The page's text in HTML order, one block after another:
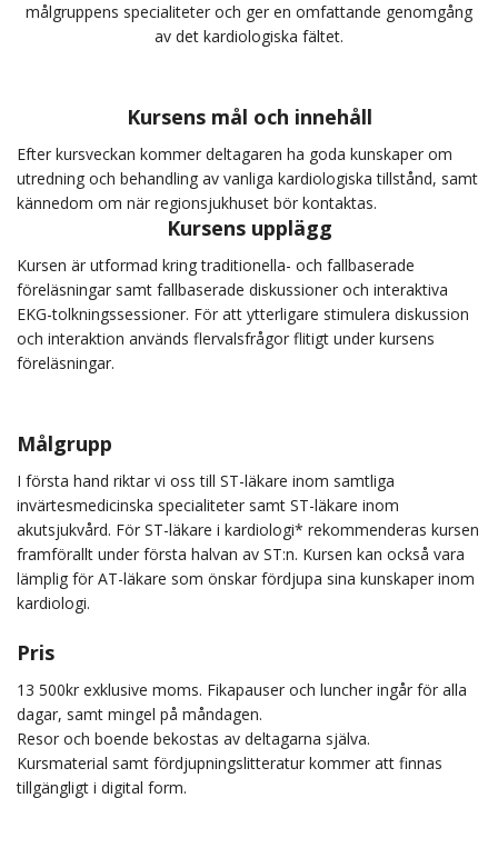
målgruppens specialiteter och ger en omfattande genomgång
av det kardiologiska fältet.
Kursens mål och innehåll
Efter kursveckan kommer deltagaren ha goda kunskaper om
utredning och behandling av vanliga kardiologiska tillstånd, samt
kännedom om när regionsjukhuset bör kontaktas.
Kursens upplägg
Kursen är utformad kring traditionella- och fallbaserade
föreläsningar samt fallbaserade diskussioner och interaktiva
EKG-tolkningssessioner. För att ytterligare stimulera diskussion
och interaktion används flervalsfrågor flitigt under kursens
föreläsningar.
Målgrupp
I första hand riktar vi oss till ST-läkare inom samtliga
invärtesmedicinska specialiteter samt ST-läkare inom
akutsjukvård. För ST-läkare i kardiologi* rekommenderas kursen
framförallt under första halvan av ST:n. Kursen kan också vara
lämplig för AT-läkare som önskar fördjupa sina kunskaper inom
kardiologi.
Pris
13 500kr exklusive moms. Fikapauser och luncher ingår för alla
dagar, samt mingel på måndagen.
Resor och boende bekostas av deltagarna själva.
Kursmaterial samt fördjupningslitteratur kommer att finnas
tillgängligt i digital form.